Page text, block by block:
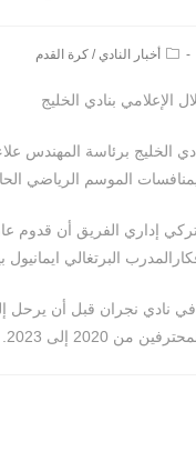
أخبار النادي / كرة القدم
الإعلامي بنادي الخليج
الخليج برئاسة المهندس
الموسم الرياضي الحالي 2024-
إداري الفريق أن قدوم
البرتغالي
من 2020 إلى 2023.